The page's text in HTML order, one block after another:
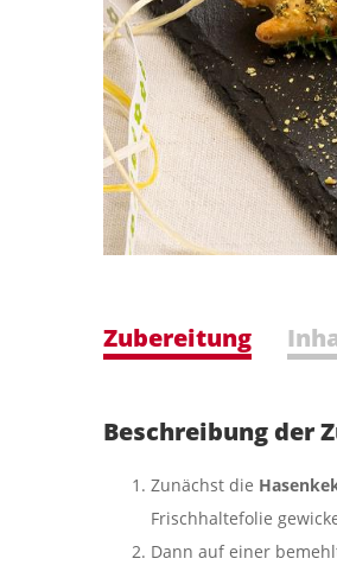
Zubereitung
Beschreibung der
Zunächst die
Frischhaltefolie
Dann auf einer